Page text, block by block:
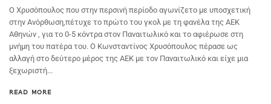
Ο Χρυσόπουλος που στην περσινή περίοδο αγωνίζετο με υποσχετική
στην Ανόρθωση,πέτυχε το πρώτο του γκολ με τη φανέλα της ΑΕΚ
Αθηνών , για το 0-5 κόντρα στον Παναιτωλικό και το αφιέρωσε στη
μνήμη του πατέρα του. Ο Κωνσταντίνος Χρυσόπουλος πέρασε ως
αλλαγή στο δεύτερο μέρος της ΑΕΚ με τον Παναιτωλικό και είχε μια
ξεχωριστή...
READ MORE